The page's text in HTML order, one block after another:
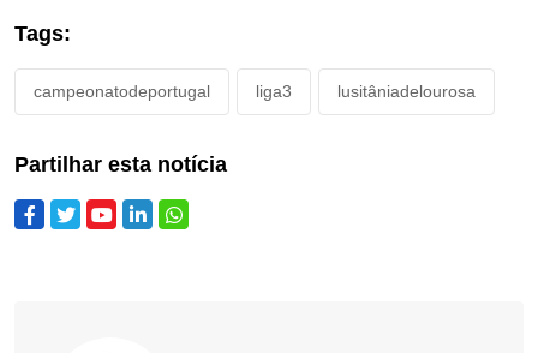
Tags:
campeonatodeportugal liga3 lusitâniadelourosa
Partilhar esta notícia